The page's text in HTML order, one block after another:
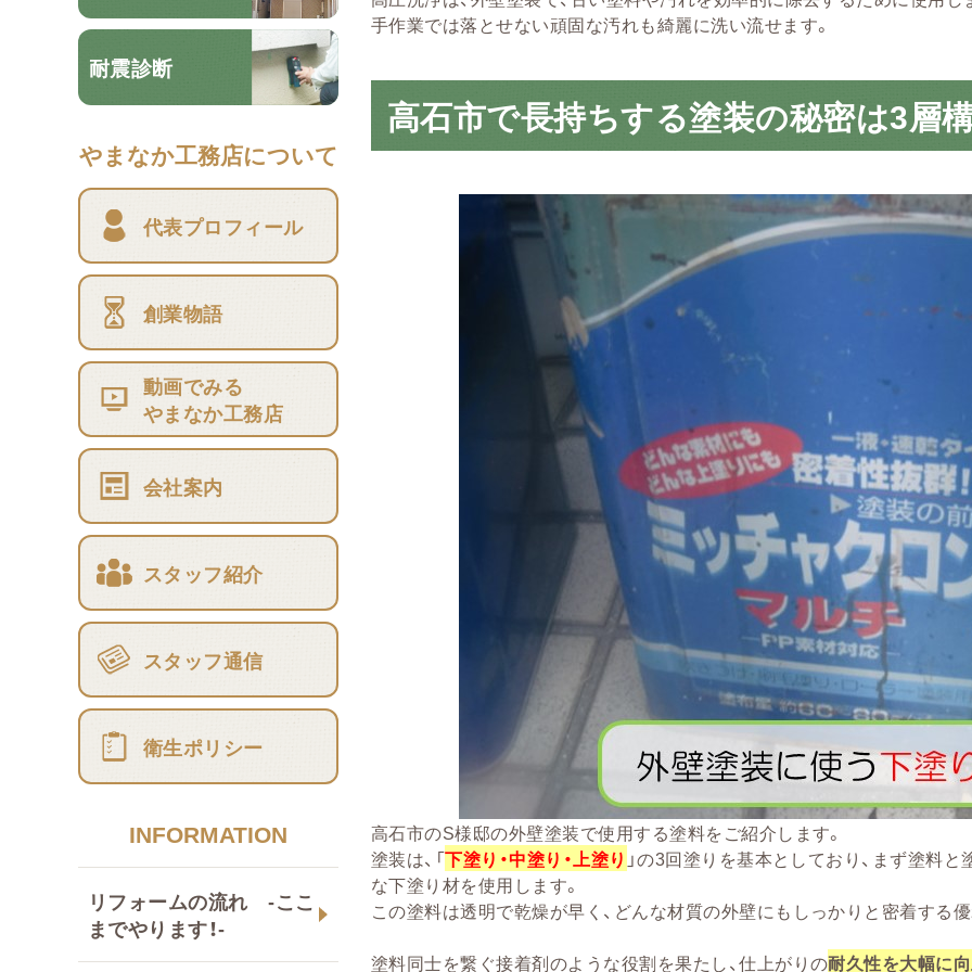
耐震診断
やまなか工務店について
代表プロフィール
創業物語
動画でみる
やまなか工務店
会社案内
スタッフ紹介
スタッフ通信
衛生ポリシー
INFORMATION
リフォームの流れ -ここ
までやります！-
手作業では落とせない頑固な汚れも綺麗に洗い流せます。
高石市で長持ちする塗装の秘密は3層
高石市のS様邸の外壁塗装で使用する塗料をご紹介します。
塗装は、「下塗り・中塗り・上塗り 」の3回塗りを基本としており、まず塗料
な下塗り材を使用します。
この塗料は透明で乾燥が早く、どんな材質の外壁にもしっかりと密着する
塗料同士を繋ぐ接着剤のような役割を果たし、仕上がりの耐久性を大幅に